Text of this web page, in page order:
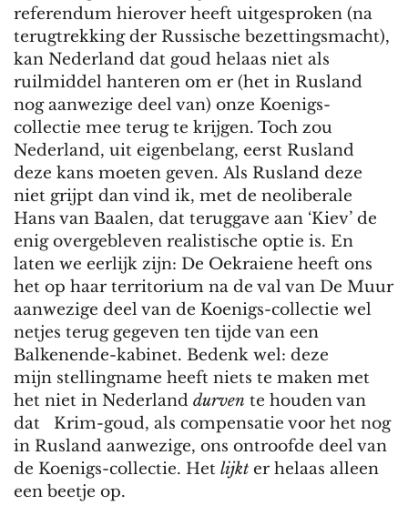
referendum hierover heeft uitgesproken (na
terugtrekking der Russische bezettingsmacht),
kan Nederland dat goud helaas niet als
ruilmiddel hanteren om er (het in Rusland
nog aanwezige deel van) onze Koenigs-
collectie mee terug te krijgen. Toch zou
Nederland, uit eigenbelang, eerst Rusland
deze kans moeten geven. Als Rusland deze
niet grijpt dan vind ik, met de neoliberale
Hans van Baalen, dat teruggave aan ‘Kiev’ de
enig overgebleven realistische optie is. En
laten we eerlijk zijn: De Oekraiene heeft ons
het op haar territorium na de val van De Muur
aanwezige deel van de Koenigs-collectie wel
netjes terug gegeven ten tijde van een
Balkenende-kabinet. Bedenk wel: deze
mijn stellingname heeft niets te maken met
het niet in Nederland durven te houden van
dat Krim-goud, als compensatie voor het nog
in Rusland aanwezige, ons ontroofde deel van
de Koenigs-collectie. Het lijkt er helaas alleen
een beetje op.